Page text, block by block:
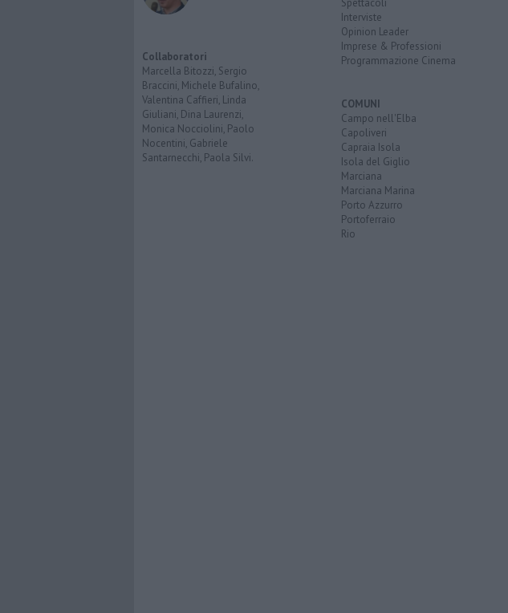
Collaboratori
Marcella Bitozzi, Sergio
Braccini, Michele Bufalino,
Valentina Caffieri, Linda
Giuliani, Dina Laurenzi,
Monica Nocciolini, Paolo
Nocentini, Gabriele
Santarnecchi, Paola Silvi.
Spettacoli
Interviste
Opinion Leader
Imprese & Professioni
Programmazione Cinema
COMUNI
Campo nell'Elba
Capoliveri
Capraia Isola
Isola del Giglio
Marciana
Marciana Marina
Porto Azzurro
Portoferraio
Rio